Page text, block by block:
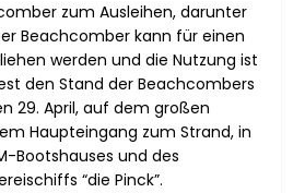
zum Ausleihen, darunter
Beachcomber kann für einen
werden und die Nutzung ist
den Stand der Beachcombers
29. April, auf dem großen
Haupteingang zum Strand, in
Bootshauses und des
“die Pinck”.